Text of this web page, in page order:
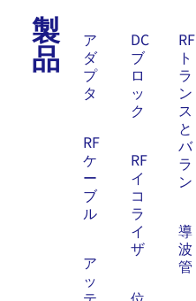
製
品
ア
ダ
プ
タ
RF
ケ
ー
ブ
ル
ア
ッ
DC
ブ
ロ
ッ
ク
RF
イ
コ
ラ
イ
ザ
RF
ト
ラ
ン
ス
と
バ
ラ
ン
導
波
管